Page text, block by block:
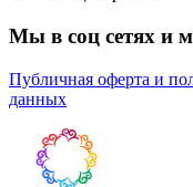
Мы в соц сетях и
Публичная оферта и
данных